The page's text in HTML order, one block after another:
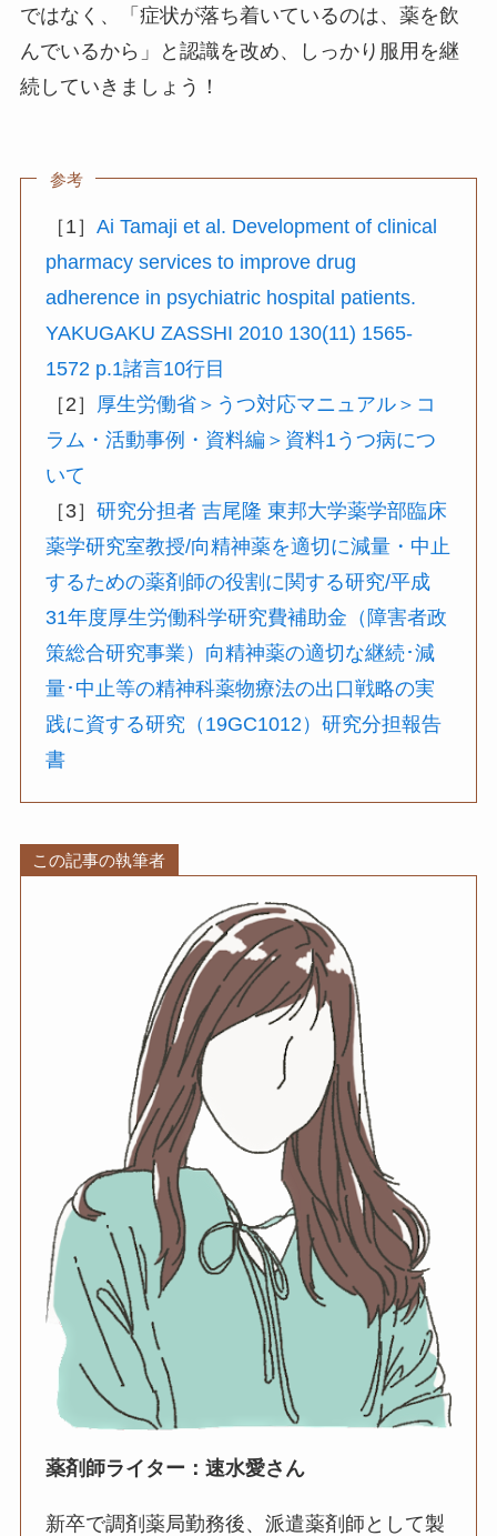
ではなく、「症状が落ち着いているのは、薬を飲
んでいるから」と認識を改め、しっかり服用を継
続していきましょう！
参考
［1］Ai Tamaji et al. Development of clinical
pharmacy services to improve drug
adherence in psychiatric hospital patients.
YAKUGAKU ZASSHI 2010 130(11) 1565-
1572 p.1諸言10行目
［2］ 厚生労働省＞うつ対応マニュアル＞コ
ラム・活動事例・資料編＞資料1うつ病につ
いて
［3］研究分担者 吉尾隆 東邦大学薬学部臨床
薬学研究室教授/向精神薬を適切に減量・中止
するための薬剤師の役割に関する研究/平成
31年度厚生労働科学研究費補助金（障害者政
策総合研究事業）向精神薬の適切な継続･減
量･中止等の精神科薬物療法の出口戦略の実
践に資する研究（19GC1012）研究分担報告
書
この記事の執筆者
薬剤師ライター：速水愛さん
新卒で調剤薬局勤務後、派遣薬剤師として製